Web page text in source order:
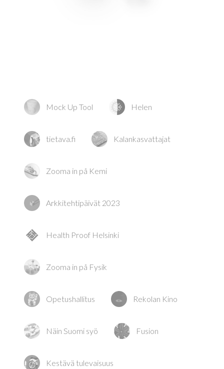
Mock Up Tool Helen
tietava.fi Kalankasvattajat
Zooma in på Kemi
Arkkitehtipäivät 2023
Health Proof Helsinki
Zooma in på Fysik
Opetushallitus Rekolan Kino
Näin Suomi syö Fusion
Kestävä tulevaisuus